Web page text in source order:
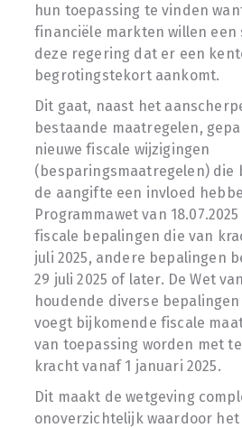
hun toepassing te vinden
financiële markten willen een
deze regering dat er een
begrotingstekort aankomt.
Dit gaat, naast het
bestaande maatregelen,
nieuwe fiscale wijzigingen
(besparingsmaatregelen) die
de aangifte een invloed
Programmawet van 18.07.2025
fiscale bepalingen die van
juli 2025, andere bepalingen
29 juli 2025 of later. De Wet van
houdende diverse bepalingen
voegt bijkomende fiscale
van toepassing worden met
kracht vanaf 1 januari 2025.
Dit maakt de wetgeving
onoverzichtelijk waardoor